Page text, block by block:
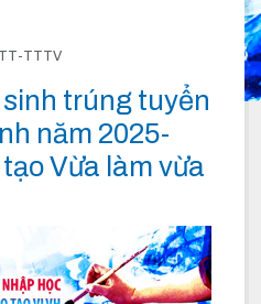
TT-TTTV
trúng tuyển
năm 2025-
Vừa làm vừa